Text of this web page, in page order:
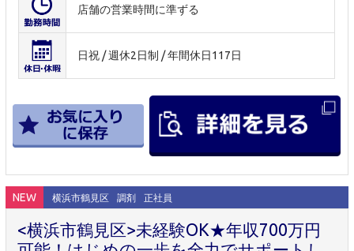
店舗の営業時間に準ずる
日祝 / 週休2日制 / 年間休日117日
NEW 横浜市鶴見区 調剤 正社員
<横浜市鶴見区>未経験OK★年収700万円